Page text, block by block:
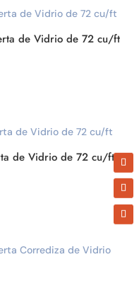
de Vidrio de 72 cu/ft
de Vidrio de 72 cu/ft
/
Weston, FL, 33327, US,
to receive emails at any
at the bottom of every